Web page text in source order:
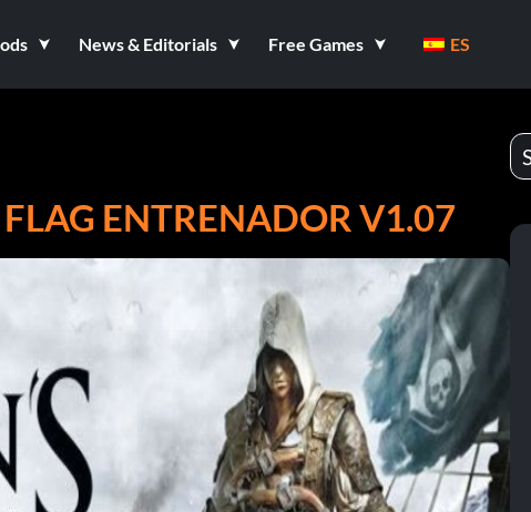
News & Editorials Free Games ES
ENTRENADOR V1.07